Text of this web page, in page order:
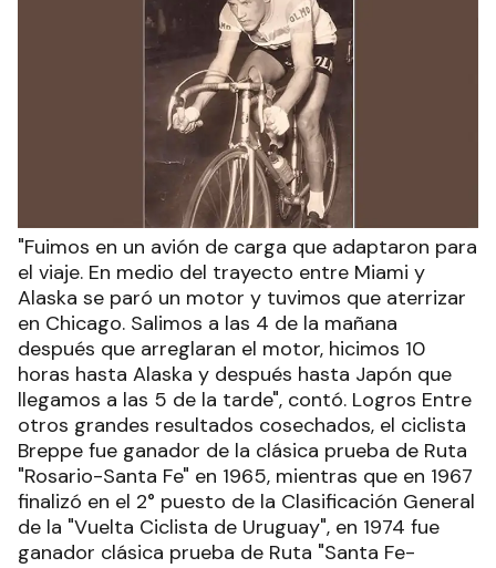
"Fuimos en un avión de carga que adaptaron para
el viaje. En medio del trayecto entre Miami y
Alaska se paró un motor y tuvimos que aterrizar
en Chicago. Salimos a las 4 de la mañana
después que arreglaran el motor, hicimos 10
horas hasta Alaska y después hasta Japón que
llegamos a las 5 de la tarde", contó. Logros Entre
otros grandes resultados cosechados, el ciclista
Breppe fue ganador de la clásica prueba de Ruta
"Rosario-Santa Fe" en 1965, mientras que en 1967
finalizó en el 2° puesto de la Clasificación General
de la "Vuelta Ciclista de Uruguay", en 1974 fue
ganador clásica prueba de Ruta "Santa Fe-